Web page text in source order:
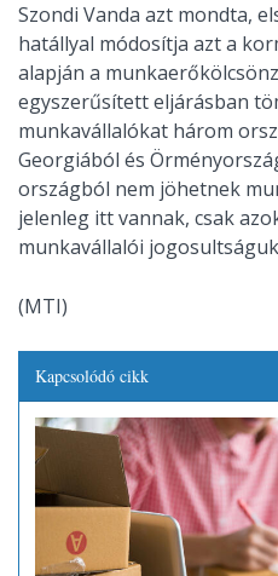
Szondi Vanda azt mondta,
hatállyal módosítja azt a
alapján a
egyszerűsített eljárásban
munkavállalókat három
Georgiából és
országból nem jöhetnek
jelenleg itt vannak, csak
munkavállalói
(MTI)
Kapcsolódó cikk